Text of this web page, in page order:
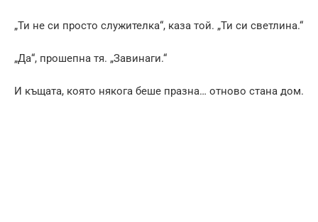
„Ти не си просто служителка“, каза той. „Ти си светлина.“
„Да“, прошепна тя. „Завинаги.“
И къщата, която някога беше празна… отново стана дом.